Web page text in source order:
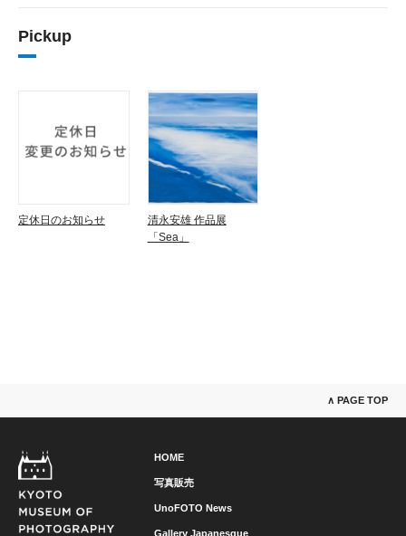
Pickup
定休日のお知らせ
清永安雄 作品展
「Sea」
∧ PAGE TOP
HOME
写真販売
UnoFOTO News
Gallery Japanesque